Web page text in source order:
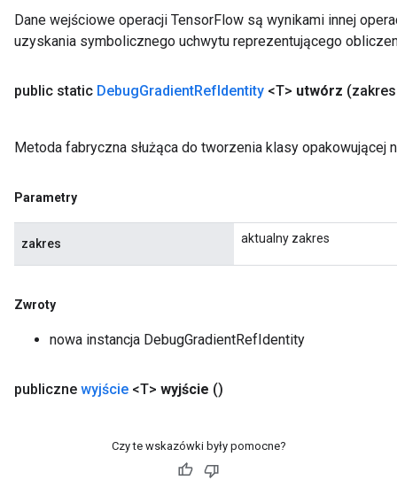
Dane wejściowe operacji TensorFlow są wynikami innej
uzyskania symbolicznego uchwytu reprezentującego
public static DebugGradientRefIdentity <T> utwórz
Metoda fabryczna służąca do tworzenia klasy opakowującej
Parametry
zakres aktualny zakres
Zwroty
nowa instancja DebugGradientRefIdentity
publiczne wyjście <T> wyjście ()
Czy te wskazówki były pomocne?